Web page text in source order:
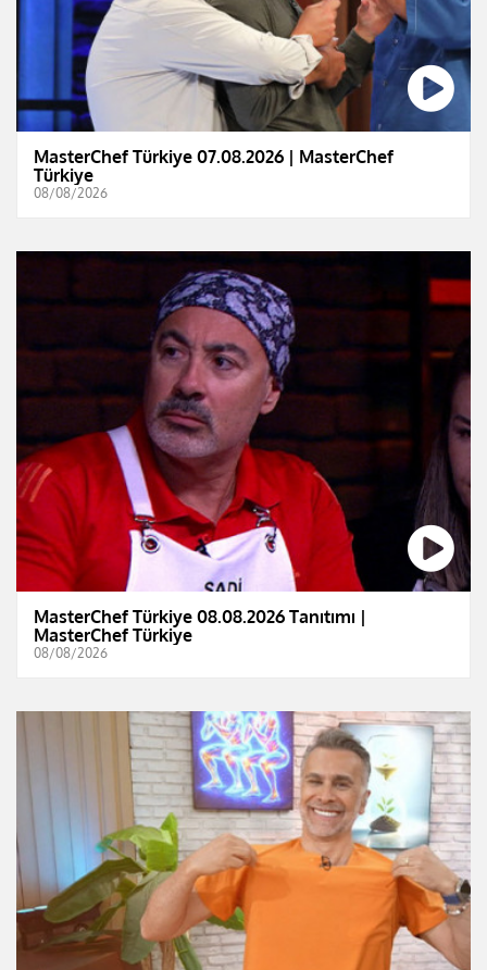
MasterChef Türkiye 07.08.2026 | MasterChef
Türkiye
08/08/2026
MasterChef Türkiye 08.08.2026 Tanıtımı |
MasterChef Türkiye
08/08/2026